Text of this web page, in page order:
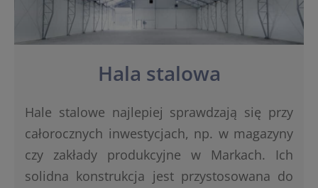
Hala stalowa
Hale stalowe najlepiej sprawdzają się przy
całorocznych inwestycjach, np. w magazyny
czy zakłady produkcyjne w Markach. Ich
solidna konstrukcja jest przystosowana do